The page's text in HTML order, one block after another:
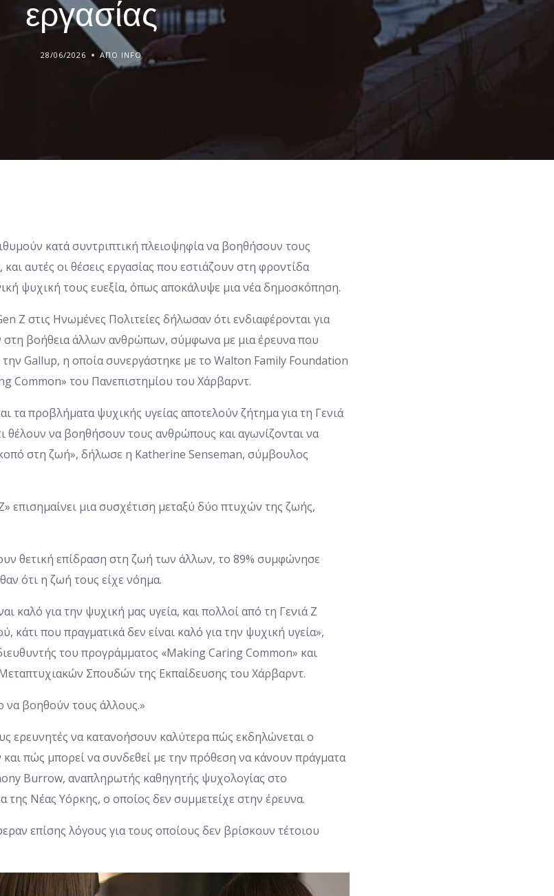
εργασίας
28/06/2026 ΑΠΌ INFO
κατά συντριπτική πλειοψηφία να βοηθήσουν τους
αυτές οι θέσεις εργασίας που εστιάζουν στη φροντίδα
ψυχική τους ευεξία, όπως αποκάλυψε μια νέα δημοσκόπηση.
Z στις Ηνωμένες Πολιτείες δήλωσαν ότι ενδιαφέρονται για
στη βοήθεια άλλων ανθρώπων, σύμφωνα με μια έρευνα που
Gallup, η οποία συνεργάστηκε με το Walton Family Foundation
Common» του Πανεπιστημίου του Χάρβαρντ.
τα προβλήματα ψυχικής υγείας αποτελούν ζήτημα για τη Γενιά
θέλουν να βοηθήσουν τους ανθρώπους και αγωνίζονται να
στη ζωή», δήλωσε η Katherine Senseman, σύμβουλος
επισημαίνει μια συσχέτιση μεταξύ δύο πτυχών της ζωής,
θετική επίδραση στη ζωή των άλλων, το 89% συμφώνησε
ότι η ζωή τους είχε νόημα.
καλό για την ψυχική μας υγεία, και πολλοί από τη Γενιά Ζ
κάτι που πραγματικά δεν είναι καλό για την ψυχική υγεία»,
του προγράμματος «Making Caring Common» και
Σπουδών της Εκπαίδευσης του Χάρβαρντ.
να βοηθούν τους άλλους.»
ερευνητές να κατανοήσουν καλύτερα πώς εκδηλώνεται ο
πώς μπορεί να συνδεθεί με την πρόθεση να κάνουν πράγματα
Burrow, αναπληρωτής καθηγητής ψυχολογίας στο
της Νέας Υόρκης, ο οποίος δεν συμμετείχε στην έρευνα.
επίσης λόγους για τους οποίους δεν βρίσκουν τέτοιου